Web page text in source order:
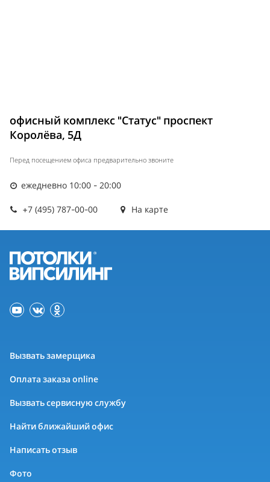
офисный комплекс "Статус" проспект
Королёва, 5Д
Перед посещением офиса предварительно звоните
ежедневно 10:00 - 20:00
+7 (495) 787-00-00 На карте
Вызвать замерщика
Оплата заказа online
Вызвать сервисную службу
Найти ближайший офис
Написать отзыв
Фото